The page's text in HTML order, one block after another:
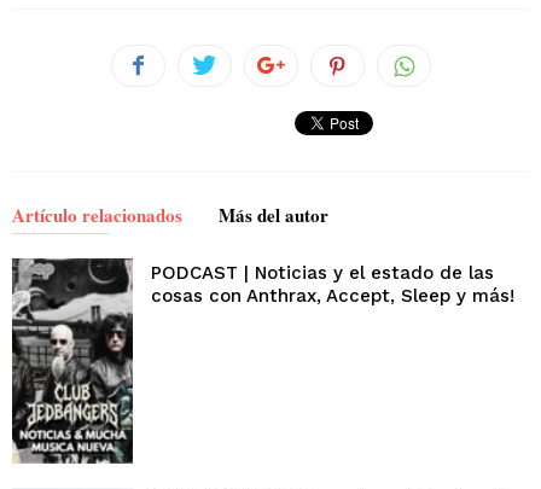
Artículo relacionados Más del autor
PODCAST | Noticias y el estado de las
cosas con Anthrax, Accept, Sleep y más!